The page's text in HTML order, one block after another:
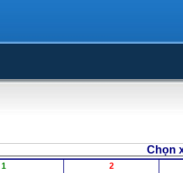
Chọn xem
1
2